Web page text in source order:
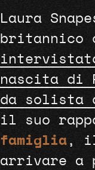
Laura
britannico
nascita di
da solista
il suo
famiglia, il
arrivare a